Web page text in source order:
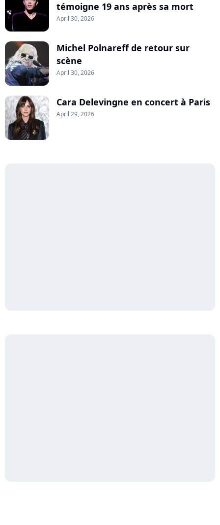
témoigne 19 ans après sa mort
April 30, 2026
Michel Polnareff de retour sur
scène
April 30, 2026
Cara Delevingne en concert à Paris
April 29, 2026